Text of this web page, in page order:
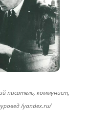
писатель, коммунист,
/yandex.ru/